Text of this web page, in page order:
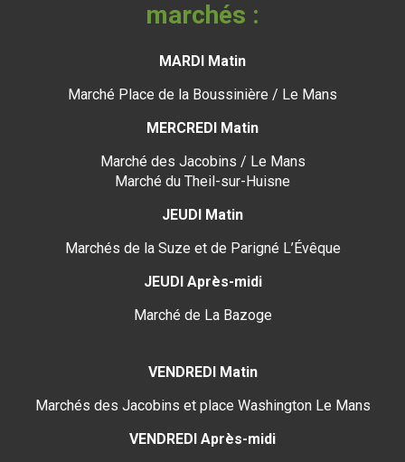
marchés :
MARDI Matin
Marché Place de la Boussinière / Le Mans
MERCREDI Matin
Marché des Jacobins / Le Mans
Marché du Theil-sur-Huisne
JEUDI Matin
Marchés de la Suze et de Parigné L’Évêque
JEUDI Après-midi
Marché de La Bazoge
VENDREDI Matin
Marchés des Jacobins et place Washington Le Mans
VENDREDI Après-midi